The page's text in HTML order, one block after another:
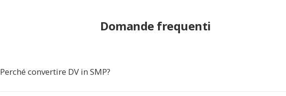
Domande frequenti
Perché convertire DV in SMP?